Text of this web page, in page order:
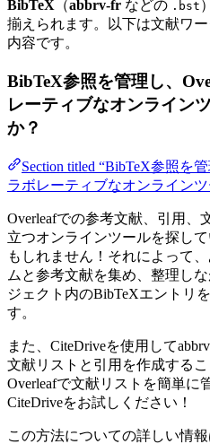
BibTeX （abbrv-fr などの .bst
揃えられます。以下は文献ワ
内容です。
BibTeX参照を管理し、
レーティブなオンライン
か？
Section titled “BibTeX参照を
ラボレーティブなオンライン
Overleafでの参考文献、引用、
立つオンラインツールを探し
もしれません！それによって
ムと参考文献を集め、整理し
ジェクト内のBibTeXエントリ
す。
また、CiteDriveを使用して
文献リストと引用を作成する
Overleafで文献リストを簡単に
CiteDriveをお試しください！
この方法についての詳しい情